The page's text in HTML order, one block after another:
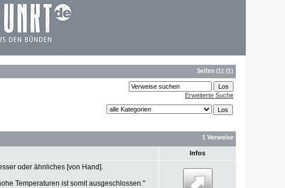
Seiten(1):(1)
Erweiterte Suche
1 Verweise
Infos
oder ähnliches [von Hand].
Temperaturen ist somit ausgeschlossen."